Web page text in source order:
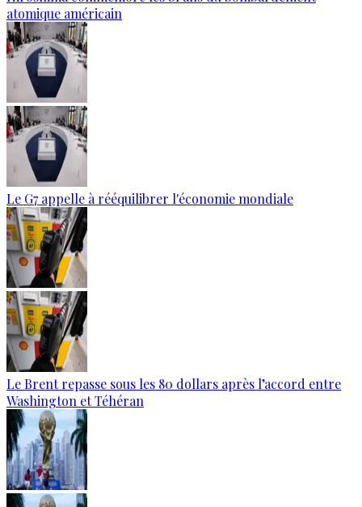
atomique américain
Le G7 appelle à rééquilibrer l'économie mondiale
Le Brent repasse sous les 80 dollars après l’accord entre
Washington et Téhéran